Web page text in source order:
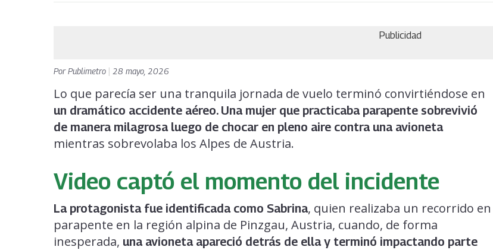
Publicidad
PorPublimetro 28 mayo, 2026
Lo que parecía ser una tranquila jornada de vuelo terminó convirtiéndose en
un dramático accidente aéreo. Una mujer que practicaba parapente sobrevivió
de manera milagrosa luego de chocar en pleno aire contra una avioneta
mientras sobrevolaba los Alpes de Austria.
Video captó el momento del incidente
La protagonista fue identificada como Sabrina, quien realizaba un recorrido en
parapente en la región alpina de Pinzgau, Austria, cuando, de forma
inesperada, una avioneta apareció detrás de ella y terminó impactando parte